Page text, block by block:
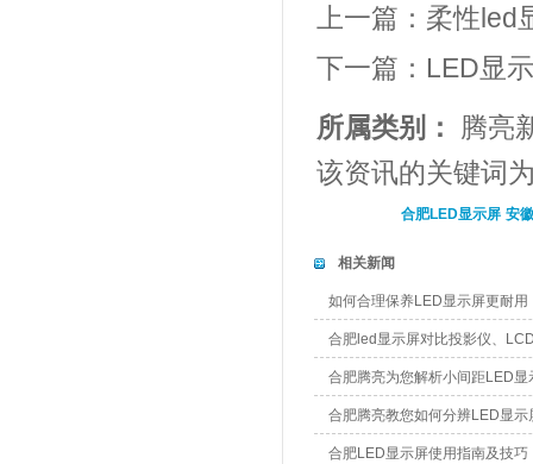
上一篇： 柔性led
下一篇： LED显
所属类别：
腾亮
该资讯的关键词
合肥LED显示屏 安
相关新闻
如何合理保养LED显示屏更耐用
合肥led显示屏对比投影仪、
合肥腾亮为您解析小间距LED显
合肥腾亮教您如何分辨LED显示
合肥LED显示屏使用指南及技巧